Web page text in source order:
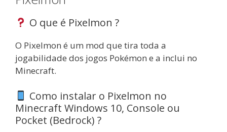
O que é Pixelmon ?
O Pixelmon é um mod que tira toda a
jogabilidade dos jogos Pokémon e a inclui no
Minecraft.
Como instalar o Pixelmon no
Minecraft Windows 10, Console ou
Pocket (Bedrock) ?